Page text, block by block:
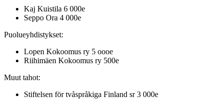
Kaj Kuistila 6 000e
Seppo Ora 4 000e
Puolueyhdistykset:
Lopen Kokoomus ry 5 oooe
Riihimäen Kokoomus ry 500e
Muut tahot:
Stiftelsen för tvåspråkiga Finland sr 3 000e